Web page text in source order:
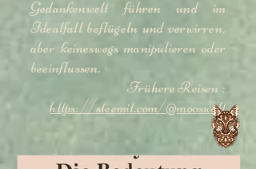
Gedankenwelt führen und im
Idealfall beflügeln und verwirren,
aber keineswegs manipulieren oder
beeinflussen.
Frühere Reisen :
https://steemit.com/@mooswelt